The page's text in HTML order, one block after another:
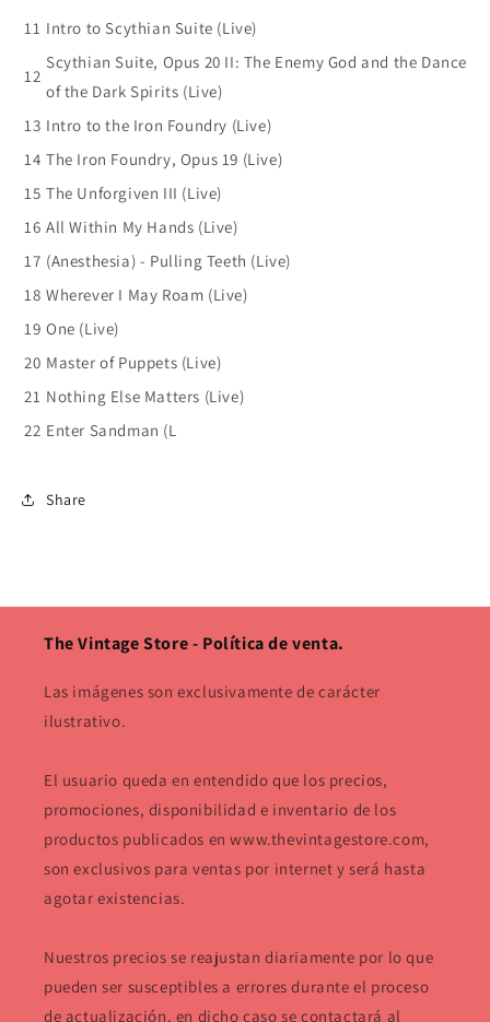
11 Intro to Scythian Suite (Live)
12
Scythian Suite, Opus 20 II: The Enemy God and the Dance
of the Dark Spirits (Live)
13 Intro to the Iron Foundry (Live)
14 The Iron Foundry, Opus 19 (Live)
15 The Unforgiven III (Live)
16 All Within My Hands (Live)
17 (Anesthesia) - Pulling Teeth (Live)
18 Wherever I May Roam (Live)
19 One (Live)
20 Master of Puppets (Live)
21 Nothing Else Matters (Live)
22 Enter Sandman (L
Share
The Vintage Store - Política de venta.
Las imágenes son exclusivamente de carácter
ilustrativo.
El usuario queda en entendido que los precios,
promociones, disponibilidad e inventario de los
productos publicados en www.thevintagestore.com,
son exclusivos para ventas por internet y será hasta
agotar existencias.
Nuestros precios se reajustan diariamente por lo que
pueden ser susceptibles a errores durante el proceso
de actualización, en dicho caso se contactará al